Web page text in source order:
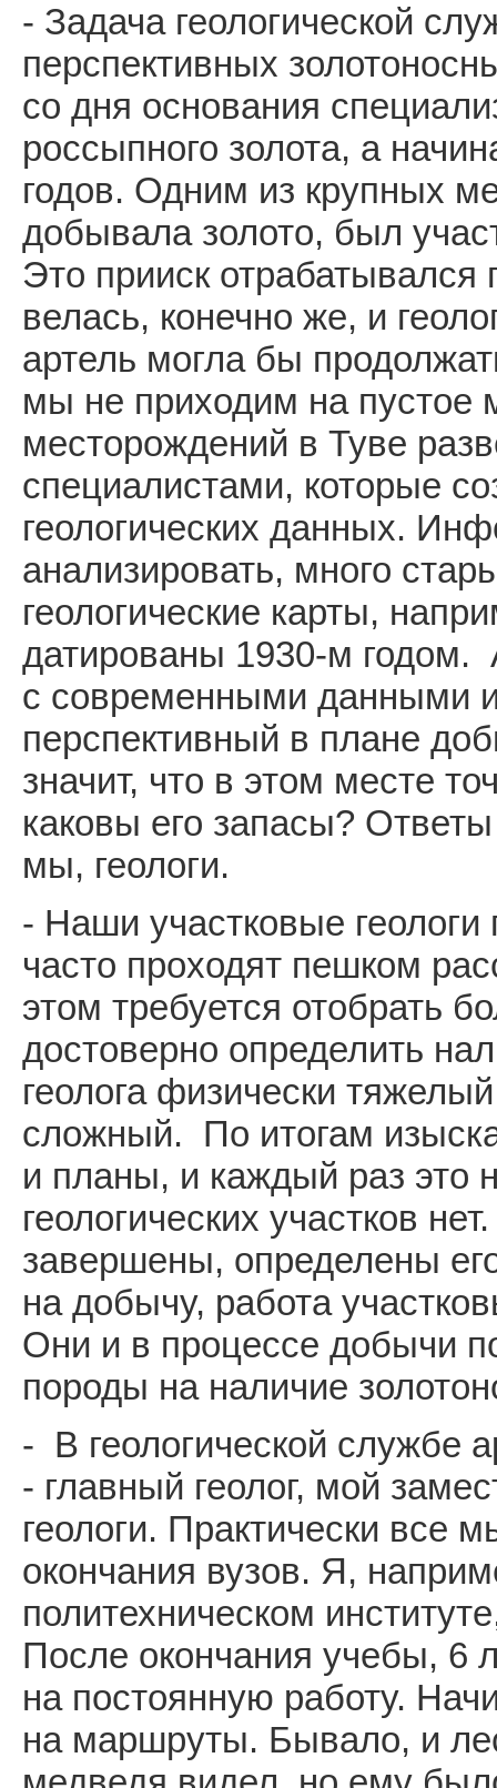
- Задача геологической
перспективных
со дня основания
россыпного золота, а
годов. Одним из крупных
добывала золото, был
Это прииск отрабатывался
велась, конечно же, и
артель могла бы
мы не приходим на пустое
месторождений в Туве
специалистами, которые
геологических данных.
анализировать, много
геологические карты,
датированы 1930-м годом.
с современными данными
перспективный в плане
значит, что в этом месте
каковы его запасы?
мы, геологи.
- Наши участковые
часто проходят пешком
этом требуется отобрать
достоверно определить
геолога физически
сложный. По итогам
и планы, и каждый раз это
геологических участков
завершены, определены
на добычу, работа
Они и в процессе добычи
породы на наличие
- В геологической службе
- главный геолог, мой
геологи. Практически все
окончания вузов. Я,
политехническом
После окончания учебы, 6
на постоянную работу.
на маршруты. Бывало, и